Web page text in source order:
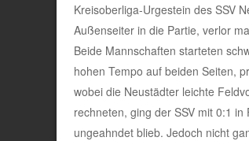
Kreisoberliga-Urgestein des SSV
Außenseiter in die Partie, verlor
Beide Mannschaften starteten
hohen Tempo auf beiden Seiten,
wobei die Neustädter leichte
rechneten, ging der SSV mit 0:1
ungeahndet blieb. Jedoch nicht